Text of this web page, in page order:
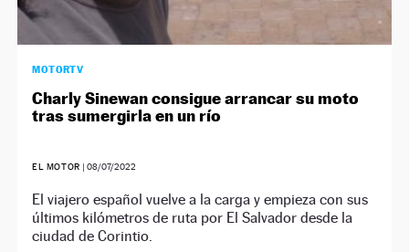
MOTORTV
Charly Sinewan consigue arrancar su moto
tras sumergirla en un río
EL MOTOR | 08/07/2022
El viajero español vuelve a la carga y empieza con sus
últimos kilómetros de ruta por El Salvador desde la
ciudad de Corintio.